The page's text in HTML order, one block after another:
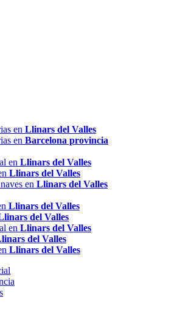
en Llinars del Valles
en Barcelona provincia
en Llinars del Valles
Llinars del Valles
en Llinars del Valles
Llinars del Valles
del Valles
en Llinars del Valles
del Valles
Llinars del Valles